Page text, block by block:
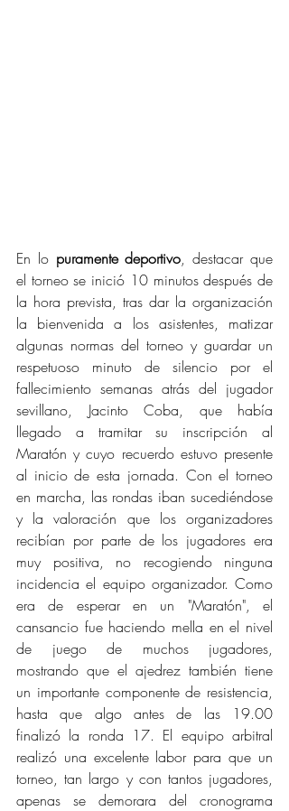
En lo puramente deportivo, destacar que
el torneo se inició 10 minutos después de
la hora prevista, tras dar la organización
la bienvenida a los asistentes, matizar
algunas normas del torneo y guardar un
respetuoso minuto de silencio por el
fallecimiento semanas atrás del jugador
sevillano, Jacinto Coba, que había
llegado a tramitar su inscripción al
Maratón y cuyo recuerdo estuvo presente
al inicio de esta jornada. Con el torneo
en marcha, las rondas iban sucediéndose
y la valoración que los organizadores
recibían por parte de los jugadores era
muy positiva, no recogiendo ninguna
incidencia el equipo organizador. Como
era de esperar en un "Maratón", el
cansancio fue haciendo mella en el nivel
de juego de muchos jugadores,
mostrando que el ajedrez también tiene
un importante componente de resistencia,
hasta que algo antes de las 19.00
finalizó la ronda 17. El equipo arbitral
realizó una excelente labor para que un
torneo, tan largo y con tantos jugadores,
apenas se demorara del cronograma